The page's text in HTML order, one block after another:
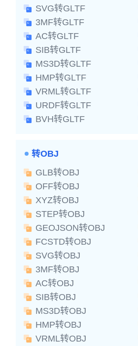
SVG转GLTF
3MF转GLTF
AC转GLTF
SIB转GLTF
MS3D转GLTF
HMP转GLTF
VRML转GLTF
URDF转GLTF
BVH转GLTF
转OBJ
GLB转OBJ
OFF转OBJ
XYZ转OBJ
STEP转OBJ
GEOJSON转OBJ
FCSTD转OBJ
SVG转OBJ
3MF转OBJ
AC转OBJ
SIB转OBJ
MS3D转OBJ
HMP转OBJ
VRML转OBJ